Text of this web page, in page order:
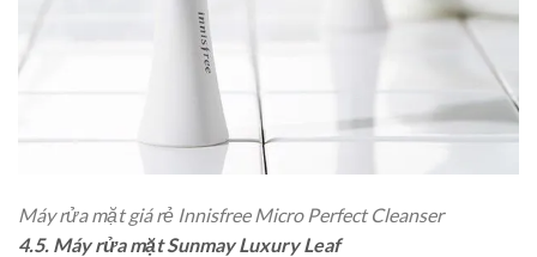
Máy rửa mặt giá rẻ Innisfree Micro Perfect Cleanser
4.5. Máy rửa mặt Sunmay Luxury Leaf